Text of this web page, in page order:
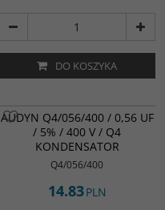
DO KOSZYKA
AUDYN Q4/056/400 / 0,56 UF
/ 5% / 400 V / Q4
KONDENSATOR
Q4/056/400
14.83PLN